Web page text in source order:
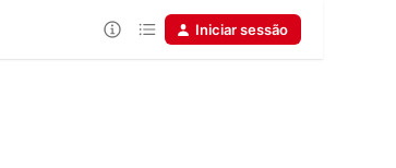
Iniciar sessão